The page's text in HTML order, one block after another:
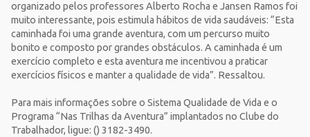
organizado pelos professores Alberto Rocha e Jansen Ramos foi
muito interessante, pois estimula hábitos de vida saudáveis: “Esta
caminhada foi uma grande aventura, com um percurso muito
bonito e composto por grandes obstáculos. A caminhada é um
exercício completo e esta aventura me incentivou a praticar
exercícios físicos e manter a qualidade de vida”. Ressaltou.
Para mais informações sobre o Sistema Qualidade de Vida e o
Programa “Nas Trilhas da Aventura” implantados no Clube do
Trabalhador, ligue: () 3182-3490.